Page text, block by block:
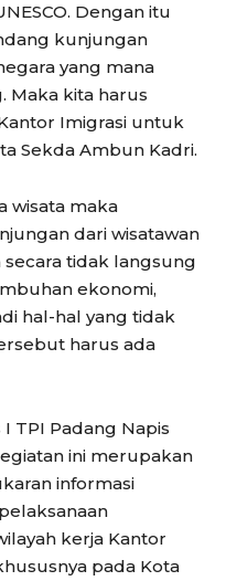
Dengan itu
kunjungan
yang mana
Maka kita harus
Imigrasi untuk
Sekda Ambun Kadri.
wisata maka
dari wisatawan
tidak langsung
ekonomi,
hal-hal yang tidak
harus ada
TPI Padang Napis
ini merupakan
informasi
kerja Kantor
pada Kota